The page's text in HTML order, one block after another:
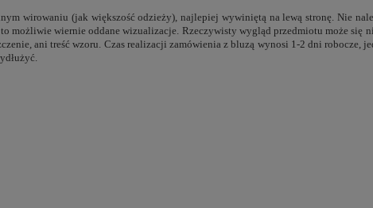
wirowaniu (jak większość odzieży), najlepiej wywiniętą na lewą stronę. Nie
możliwie wiernie oddane wizualizacje. Rzeczywisty wygląd przedmiotu może się
ani treść wzoru. Czas realizacji zamówienia z bluzą wynosi 1-2 dni robocze,